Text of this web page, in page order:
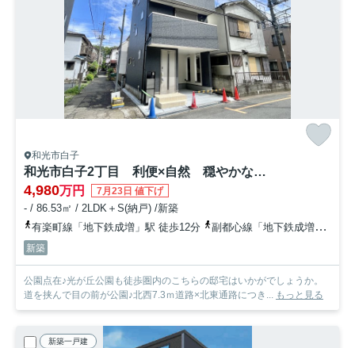
和光市白子
和光市白子2丁目 利便×自然 穏やかな街並み 限定1棟
4,980万円 7月23日 値下げ
- / 86.53㎡ / 2LDK＋S(納戸) /新築
有楽町線「地下鉄成増」駅 徒歩12分
副都心線「地下鉄成増」駅 徒歩12分
新築
公園点在♪光が丘公園も徒歩圏内のこちらの邸宅はいかがでしょうか。
道を挟んで目の前が公園♪北西7.3ｍ道路×北東通路につき... もっと見る
新築一戸建